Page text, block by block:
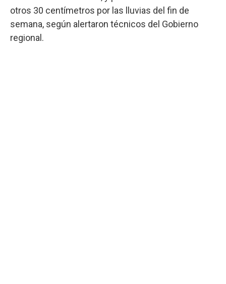
otros 30 centímetros por las lluvias del fin de
semana, según alertaron técnicos del Gobierno
regional.